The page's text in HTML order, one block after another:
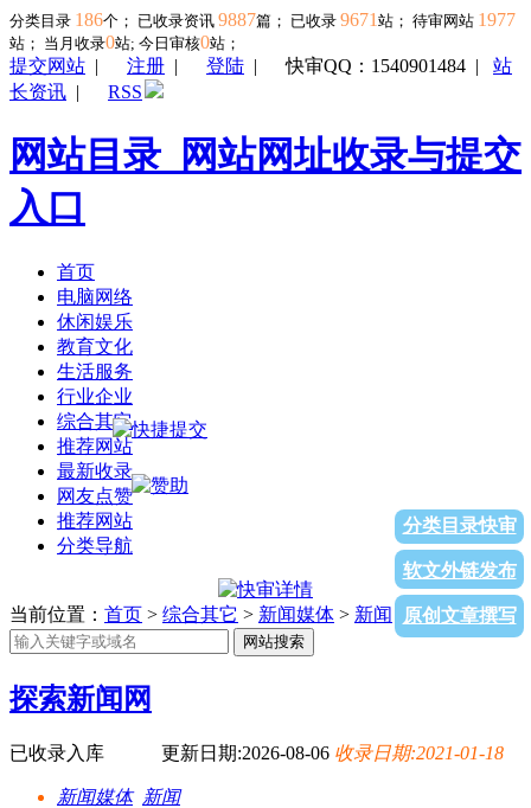
分类目录 186个； 已收录资讯 9887篇； 已收录 9671 站； 待审网站 1977
站； 当月收录0站; 今日审核0站；
提交网站 | 注册 | 登陆 |快审QQ：1540901484 | 站
长资讯 | RSS
网站目录_网站网址收录与提交
入口
首页
电脑网络
休闲娱乐
教育文化
生活服务
行业企业
综合其它
推荐网站
最新收录
网友点赞
推荐网站
分类导航
分类目录快审
软文外链发布
原创文章撰写
当前位置： 首页 > 综合其它 > 新闻媒体 > 新闻 > 探索新闻网
网站搜索
探索新闻网
已收录入库 更新日期:2026-08-06 收录日期:2021-01-18
新闻媒体 新闻